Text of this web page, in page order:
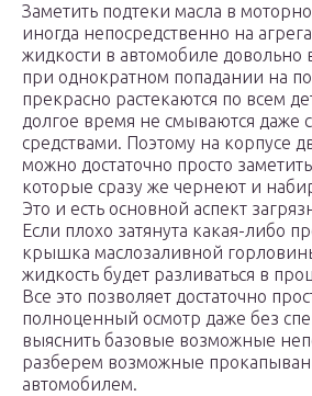
Заметить подтеки масла в
иногда непосредственно на
жидкости в автомобиле довольно
при однократном попадании на
прекрасно растекаются по всем
долгое время не смываются даже
средствами. Поэтому на корпусе
можно достаточно просто
которые сразу же чернеют и
Это и есть основной аспект
Если плохо затянута какая-либо
крышка маслозаливной
жидкость будет разливаться в
Все это позволяет достаточно
полноценный осмотр даже без
выяснить базовые возможные
разберем возможные
автомобилем.